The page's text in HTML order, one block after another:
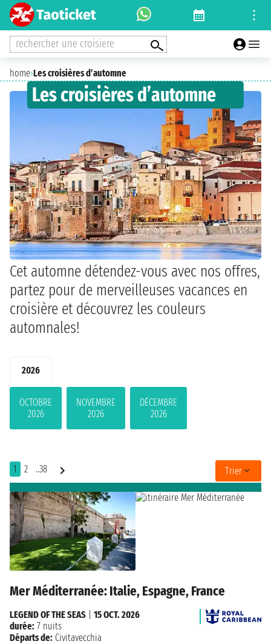
rechercher une croisiere
home›Les croisières d’automne
Les croisières d’automne
Cet automne détendez-vous avec nos offres,
partez pour de merveilleuses vacances en
croisière et découvrez les couleurs
automnales!
2026
OCTOBRE
2026
NOVEMBRE
2026
DÉCEMBRE
2026
1 2 ..38 Trier
Mer Méditerranée: Italie, Espagne, France
LEGEND OF THE SEAS
15 OCT. 2026
durée: 7 nuits
Départs de: Civitavecchia